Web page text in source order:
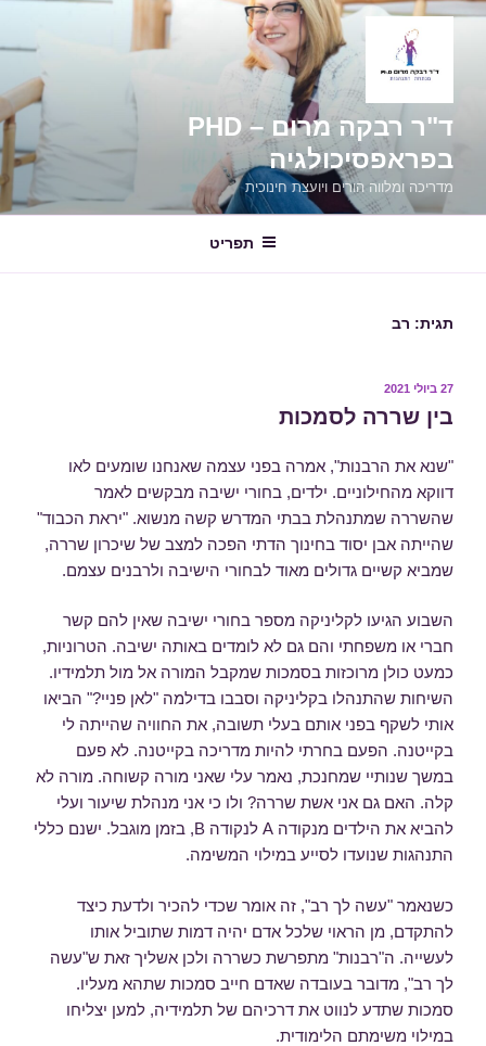
דילוג
ד"ר רבקה מרום – PHD
בפראפסיכולגיה
מדריכה ומלווה הורים ויועצת חינוכית
תפריט
תגית: רב
פורסם
27 ביולי 2021
בין שררה לסמכות
"שנא את הרבנות", אמרה בפני עצמה שאנחנו שומעים לאו
דווקא מהחילוניים. ילדים, בחורי ישיבה מבקשים לאמר
שהשררה שמתנהלת בבתי המדרש קשה מנשוא. "יראת הכבוד"
שהייתה אבן יסוד בחינוך הדתי הפכה למצב של שיכרון שררה,
שמביא קשיים גדולים מאוד לבחורי הישיבה ולרבנים עצמם.
השבוע הגיעו לקליניקה מספר בחורי ישיבה שאין להם קשר
חברי או משפחתי והם גם לא לומדים באותה ישיבה. הטרוניות,
כמעט כולן מרוכזות בסמכות שמקבל המורה אל מול תלמידיו.
השיחות שהתנהלו בקליניקה וסבבו בדילמה "לאן פניי?" הביאו
אותי לשקף בפני אותם בעלי תשובה, את החוויה שהייתה לי
בקייטנה. הפעם בחרתי להיות מדריכה בקייטנה. לא פעם
במשך שנותיי שמחנכת, נאמר עלי שאני מורה קשוחה. מורה לא
קלה. האם גם אני אשת שררה? ולו כי אני מנהלת שיעור ועלי
להביא את הילדים מנקודה A לנקודה B, בזמן מוגבל. ישנם כללי
התנהגות שנועדו לסייע במילוי המשימה.
כשנאמר "עשה לך רב", זה אומר שכדי להכיר ולדעת כיצד
להתקדם, מן הראוי שלכל אדם יהיה דמות שתוביל אותו
לעשייה. ה"רבנות" מתפרשת כשררה ולכן אשליך זאת ש"עשה
לך רב", מדובר בעובדה שאדם חייב סמכות שתהא מעליו.
סמכות שתדע לנווט את דרכיהם של תלמידיה, למען יצליחו
במילוי משימתם הלימודית.